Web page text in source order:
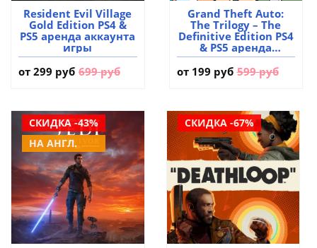
Resident Evil Village
Gold Edition PS4 &
PS5 аренда аккаунта
игры
от 299 руб 699 руб
Grand Theft Auto:
The Trilogy – The
Definitive Edition PS4
& PS5 аренда
аккаунта игры
от 199 руб 599 руб
СКИДКА -43%
НА АНГЛ.
СКИДКА -67%